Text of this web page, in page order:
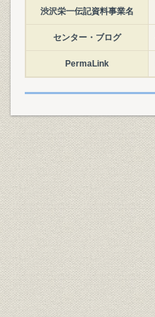
渋沢栄一伝記資料事業名
センター・ブログ
PermaLink